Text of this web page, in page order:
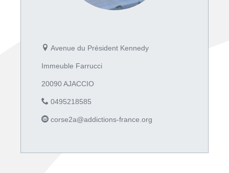
Avenue du Président Kennedy
Immeuble Farrucci
20090 AJACCIO
0495218585
corse2a@addictions-france.org